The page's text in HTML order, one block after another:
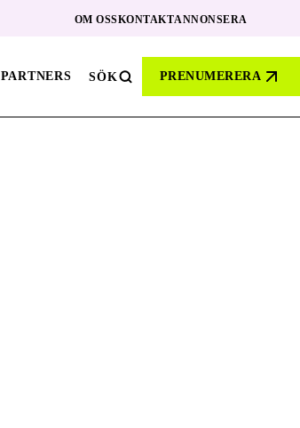
OM OSSKONTAKTANNONSERA
PARTNERS SÖK PRENUMERERA